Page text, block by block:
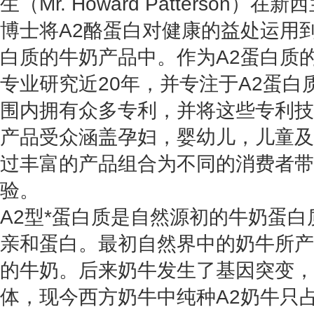
博士将A2酪蛋白对健康的益处运用
白质的牛奶产品中。作为A2蛋白
专业研究近20年，并专注于A2蛋白
围内拥有众多专利，并将这些专利
产品受众涵盖孕妇，婴幼儿，儿童
过丰富的产品组合为不同的消费者
验。
A2型*蛋白质是自然源初的牛奶蛋
亲和蛋白。最初自然界中的奶牛所
的牛奶。后来奶牛发生了基因突变
体，现今西方奶牛中纯种A2奶牛只